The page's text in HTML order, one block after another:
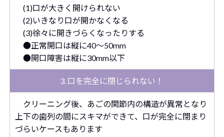
(1)口が大きく開けられない
(2)いきなり口が開かなくなる
(3)徐々に開きづらくなったりする
●正常開口は縦に40～50mm
●開口障害は縦に30mm以下
3. 口を完全に閉じられない！
クリーニング後、あごの関節内の構造が異常となり
上下の歯列の間にスキマができて、口が完全に閉まり
づらいケースもあります